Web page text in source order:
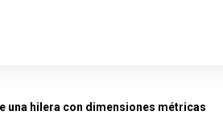
una hilera con dimensiones métricas